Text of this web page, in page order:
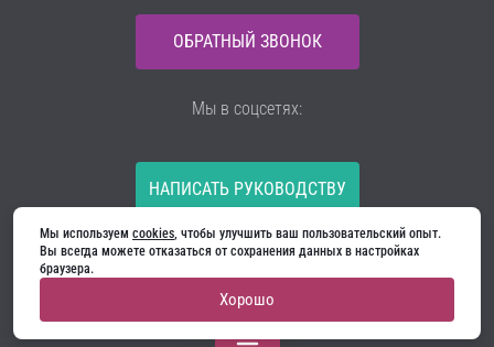
ОБРАТНЫЙ ЗВОНОК
НАПИСАТЬ РУКОВОДСТВУ
Все материалы на сайте принадлежат компании
ООО «Ягуар-М» — входные и межкомнатные двери
Политика конфиденциальности
Договор оферты
Cookie
Мы в соцсетях:
Мы используем cookies, чтобы улучшить ваш пользовательский опыт.
Вы всегда можете отказаться от сохранения данных в настройках
браузера.
Хорошо